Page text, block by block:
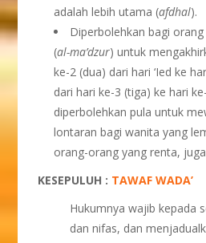
adalah lebih utama (afdhal).
Diperbolehkan bagi orang
(al-ma’dzur) untuk
ke-2 (dua) dari hari ‘Ied ke
dari hari ke-3 (tiga) ke hari
diperbolehkan pula untuk
lontaran bagi wanita yang
orang-orang yang renta,
KESEPULUH : TAWAF WADA’
Hukumnya wajib kepada
dan nifas, dan